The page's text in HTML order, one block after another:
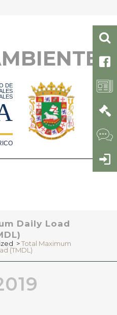
DE
Daily Load
>Total Maximum
(TMDL)